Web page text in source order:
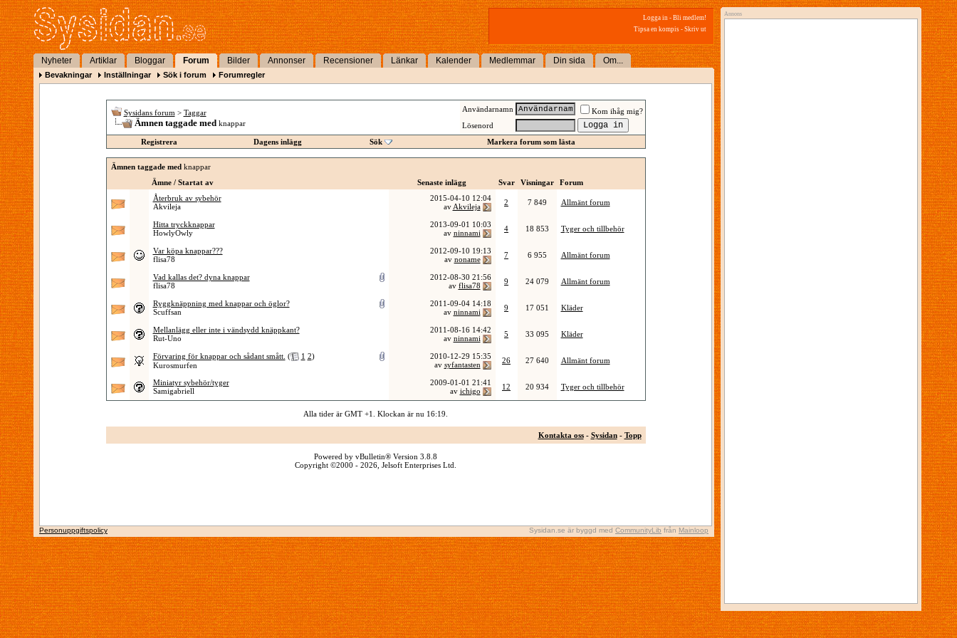
Logga in - Bli medlem!
Tipsa en kompis - Skriv ut
Nyheter Artiklar Bloggar Forum Bilder Annonser Recensioner Länkar Kalender Medlemmar Din sida Om...
Bevakningar Inställningar Sök i forum Forumregler
Sysidans forum > Taggar
Ämnen taggade med knappar
Användarnamn
Kom ihåg mig?
Lösenord
Registrera
Dagens inlägg Sök Markera forum som lästa
Ämnen taggade med knappar
Ämne / Startat av
Senaste inlägg Svar Visningar
Forum
Återbruk av sybehör
Akvileja
2015-04-10 12:04
av Akvileja 2 7 849 Allmänt forum
Hitta tryckknappar
HowlyOwly
2013-09-01 10:03
av ninnami 4 18 853 Tyger och tillbehör
Var köpa knappar???
flisa78
2012-09-10 19:13
av noname 7 6 955 Allmänt forum
Vad kallas det? dyna knappar
flisa78
2012-08-30 21:56
av flisa78 9 24 079 Allmänt forum
Ryggknäppning med knappar och öglor?
Scuffsan
2011-09-04 14:18
av ninnami 9 17 051 Kläder
Mellanlägg eller inte i vändsydd knäppkant?
Rut-Uno
2011-08-16 14:42
av ninnami 5 33 095 Kläder
Förvaring för knappar och sådant smått. ( 1 2)
Kurosmurfen
2010-12-29 15:35
av syfantasten 26 27 640 Allmänt forum
Miniatyr sybehör/tyger
Samigabriell
2009-01-01 21:41
av ichigo 12 20 934 Tyger och tillbehör
Alla tider är GMT +1. Klockan är nu 16:19
Kontakta oss- Sysidan- Topp
Powered by vBulletin® Version 3.8.8
Copyright ©2000 - 2026, Jelsoft Enterprises Ltd.
Sysidan.se är byggd med CommunityLib från Mainloop
Personuppgiftspolicy
Annons